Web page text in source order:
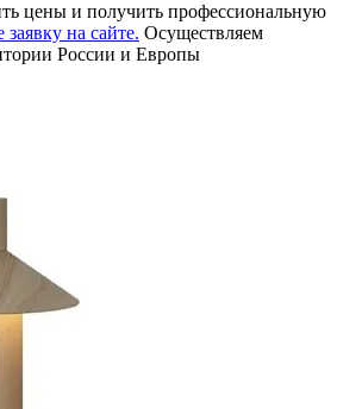
цены и получить профессиональную
заявку на сайте. Осуществляем
России и Европы